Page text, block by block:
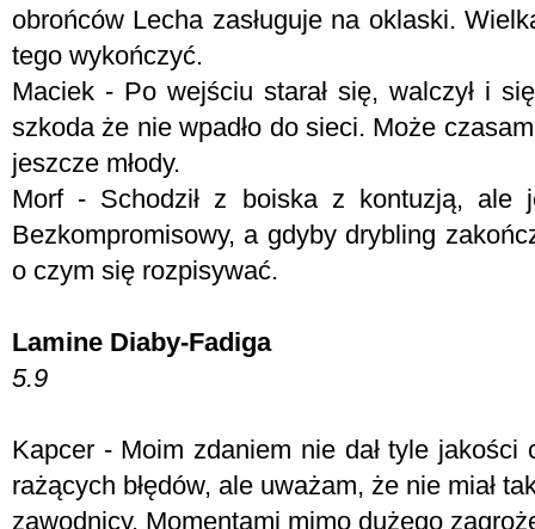
obrońców Lecha zasługuje na oklaski.
tego wykończyć.
Maciek - Po wejściu starał się, walczył i
szkoda że nie wpadło do sieci. Może
jeszcze młody.
Morf - Schodził z boiska z kontuzją, ale
Bezkompromisowy, a gdyby drybling
o czym się rozpisywać.
Lamine Diaby-Fadiga
5.9
Kapcer - Moim zdaniem nie dał tyle jakości
rażących błędów, ale uważam, że nie miał
zawodnicy. Momentami mimo dużego